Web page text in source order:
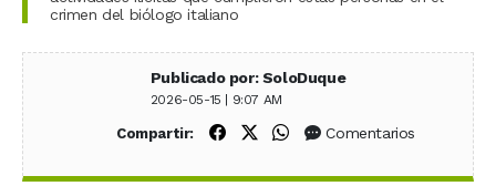
crimen del biólogo italiano
Publicado por: SoloDuque
2026-05-15 | 9:07 AM
Compartir: Compartir en Facebook
Compartir en X (Twitter)
Compartir en WhatsApp
Comentarios